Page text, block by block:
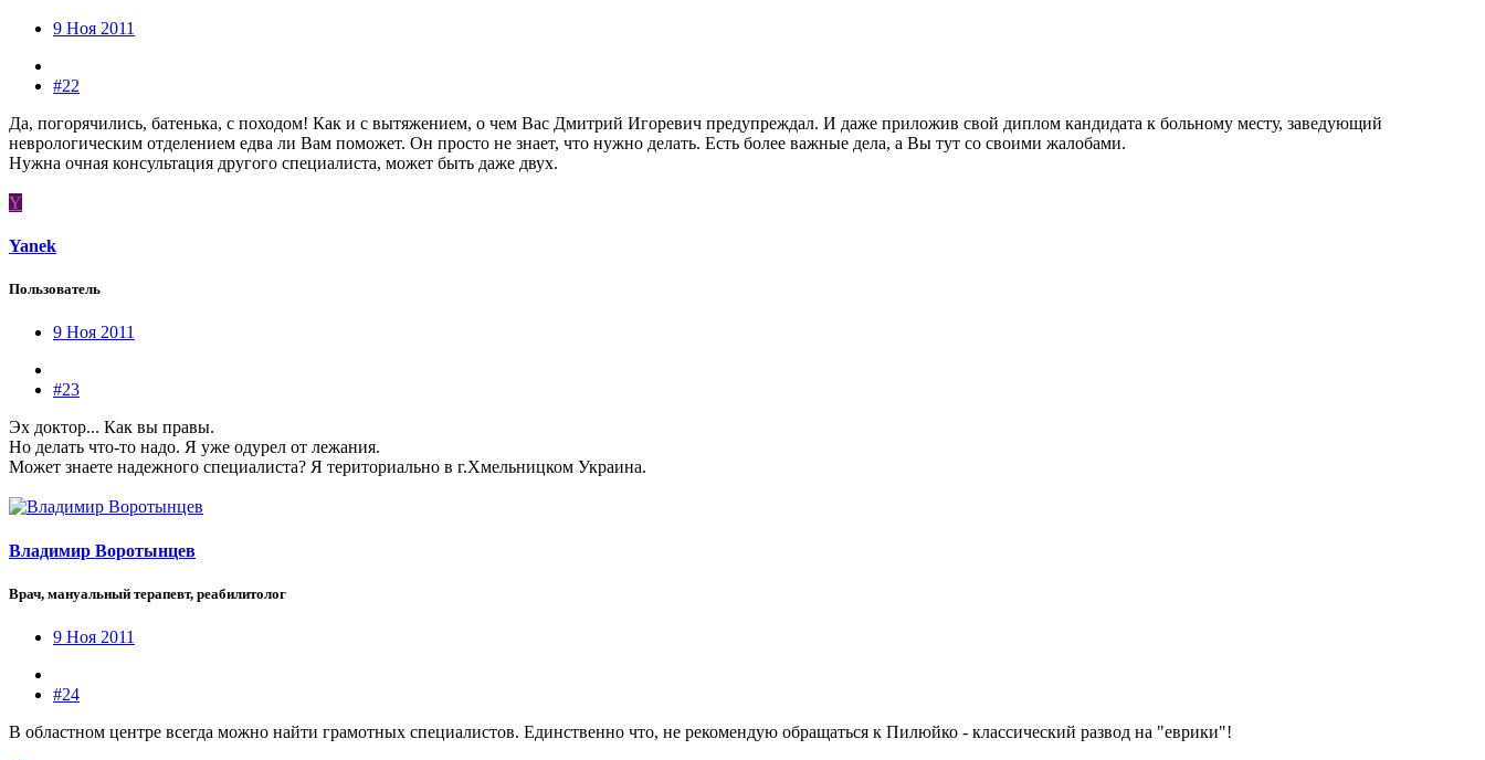
9 Ноя 2011
#22
Да, погорячились, батенька, с походом! Как и с вытяжением, о чем Вас Дмитрий Игоревич предупреждал. И даже приложив свой диплом кандидата к больному месту, заведующий
неврологическим отделением едва ли Вам поможет. Он просто не знает, что нужно делать. Есть более важные дела, а Вы тут со своими жалобами.
Нужна очная консультация другого специалиста, может быть даже двух.
Y
Yanek
Пользователь
9 Ноя 2011
#23
Эх доктор... Как вы правы.
Но делать что-то надо. Я уже одурел от лежания.
Может знаете надежного специалиста? Я териториально в г.Хмельницком Украина.
Владимир Воротынцев
Врач, мануальный терапевт, реабилитолог
9 Ноя 2011
#24
В областном центре всегда можно найти грамотных специалистов. Единственно что, не рекомендую обращаться к Пилюйко - классический развод на "еврики"!